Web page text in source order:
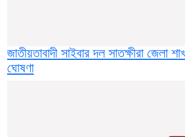
জাতীয়তাবাদী সাইবার দল সাতক্ষীরা জেলা
ঘোষণা